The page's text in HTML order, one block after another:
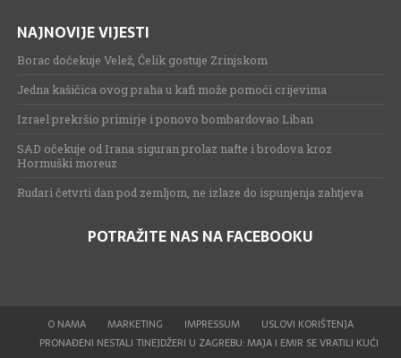
NAJNOVIJE VIJESTI
Borac dočekuje Velež, Čelik gostuje Zrinjskom
Jedna kašičica ovog praha u kafi može pomoći crijevima
Izrael prekršio primirje i ponovo bombardovao Liban
SAD očekuje od Irana siguran prolaz nafte i brodova kroz
Hormuški moreuz
Rudari četvrti dan pod zemljom, ne izlaze do ispunjenja zahtjeva
POTRAŽITE NAS NA FACEBOOKU
O NAMA MARKETING IMPRESSUM
USLOVI KORIŠTENJA
PRONAĐENI NESTALI TINEJDŽERI U ZAGREBU: MAJA I EMIR SE VRATILI KUĆI